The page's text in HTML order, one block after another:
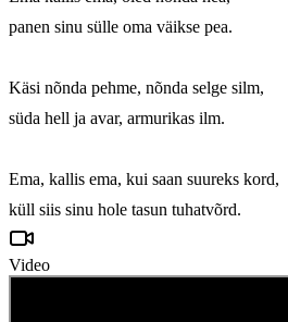
panen sinu sülle oma väikse pea.
Käsi nõnda pehme, nõnda selge silm,
süda hell ja avar, armurikas ilm.
Ema, kallis ema, kui saan suureks kord,
küll siis sinu hole tasun tuhatvõrd.
Video